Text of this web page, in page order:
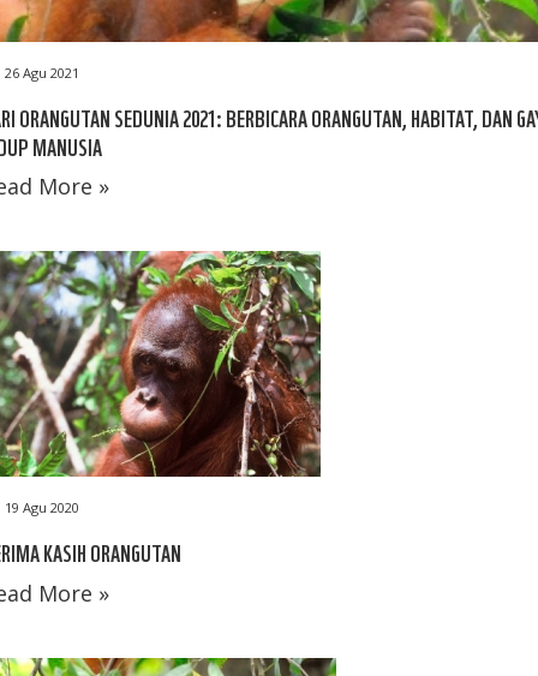
26 Agu 2021
ORANGUTAN SEDUNIA 2021: BERBICARA ORANGUTAN, HABITAT, DAN
MANUSIA
More »
19 Agu 2020
KASIH ORANGUTAN
More »